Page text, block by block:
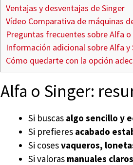
Ventajas y desventajas de Singer
Vídeo Comparativa de máquinas
Preguntas frecuentes sobre Alfa o
Información adicional sobre Alfa y
Cómo quedarte con la opción
Alfa o Singer:
Si buscas algo sencillo y
Si prefieres acabado
Si cosesvaqueros,
Si valoras manuales